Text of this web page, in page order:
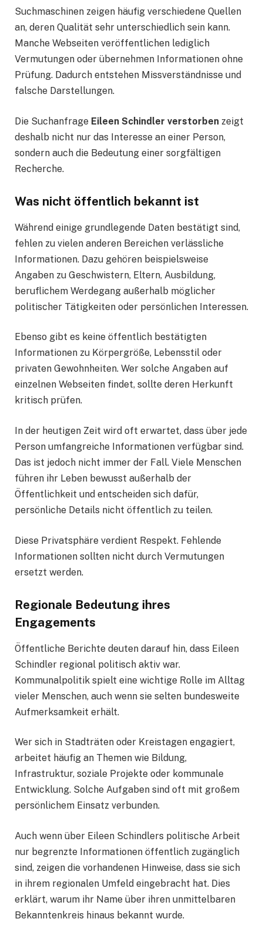
Suchmaschinen zeigen häufig verschiedene Quellen
an, deren Qualität sehr unterschiedlich sein kann.
Manche Webseiten veröffentlichen lediglich
Vermutungen oder übernehmen Informationen ohne
Prüfung. Dadurch entstehen Missverständnisse und
falsche Darstellungen.
Die Suchanfrage Eileen Schindler verstorben zeigt
deshalb nicht nur das Interesse an einer Person,
sondern auch die Bedeutung einer sorgfältigen
Recherche.
Was nicht öffentlich bekannt ist
Während einige grundlegende Daten bestätigt sind,
fehlen zu vielen anderen Bereichen verlässliche
Informationen. Dazu gehören beispielsweise
Angaben zu Geschwistern, Eltern, Ausbildung,
beruflichem Werdegang außerhalb möglicher
politischer Tätigkeiten oder persönlichen Interessen.
Ebenso gibt es keine öffentlich bestätigten
Informationen zu Körpergröße, Lebensstil oder
privaten Gewohnheiten. Wer solche Angaben auf
einzelnen Webseiten findet, sollte deren Herkunft
kritisch prüfen.
In der heutigen Zeit wird oft erwartet, dass über jede
Person umfangreiche Informationen verfügbar sind.
Das ist jedoch nicht immer der Fall. Viele Menschen
führen ihr Leben bewusst außerhalb der
Öffentlichkeit und entscheiden sich dafür,
persönliche Details nicht öffentlich zu teilen.
Diese Privatsphäre verdient Respekt. Fehlende
Informationen sollten nicht durch Vermutungen
ersetzt werden.
Regionale Bedeutung ihres
Engagements
Öffentliche Berichte deuten darauf hin, dass Eileen
Schindler regional politisch aktiv war.
Kommunalpolitik spielt eine wichtige Rolle im Alltag
vieler Menschen, auch wenn sie selten bundesweite
Aufmerksamkeit erhält.
Wer sich in Stadträten oder Kreistagen engagiert,
arbeitet häufig an Themen wie Bildung,
Infrastruktur, soziale Projekte oder kommunale
Entwicklung. Solche Aufgaben sind oft mit großem
persönlichem Einsatz verbunden.
Auch wenn über Eileen Schindlers politische Arbeit
nur begrenzte Informationen öffentlich zugänglich
sind, zeigen die vorhandenen Hinweise, dass sie sich
in ihrem regionalen Umfeld eingebracht hat. Dies
erklärt, warum ihr Name über ihren unmittelbaren
Bekanntenkreis hinaus bekannt wurde.